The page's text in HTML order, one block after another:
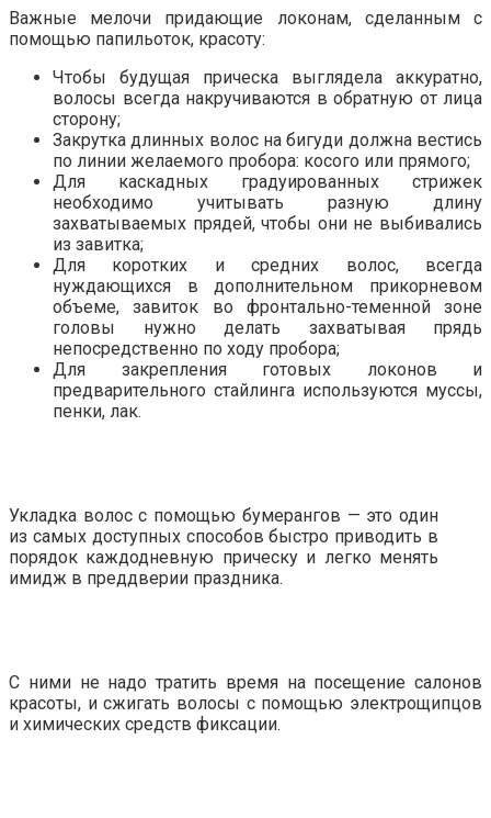
Важные мелочи придающие локонам, сделанным с
помощью папильоток, красоту:
Чтобы будущая прическа выглядела аккуратно,
волосы всегда накручиваются в обратную от лица
сторону;
Закрутка длинных волос на бигуди должна вестись
по линии желаемого пробора: косого или прямого;
Для каскадных градуированных стрижек
необходимо учитывать разную длину
захватываемых прядей, чтобы они не выбивались
из завитка;
Для коротких и средних волос, всегда
нуждающихся в дополнительном прикорневом
объеме, завиток во фронтально-теменной зоне
головы нужно делать захватывая прядь
непосредственно по ходу пробора;
Для закрепления готовых локонов и
предварительного стайлинга используются муссы,
пенки, лак.
Укладка волос с помощью бумерангов — это один
из самых доступных способов быстро приводить в
порядок каждодневную прическу и легко менять
имидж в преддверии праздника.
С ними не надо тратить время на посещение салонов
красоты, и сжигать волосы с помощью электрощипцов
и химических средств фиксации.